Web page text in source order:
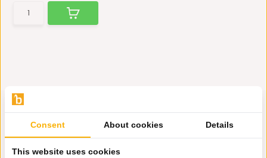
Hulp nodig?
Consent About cookies Details
This website uses cookies